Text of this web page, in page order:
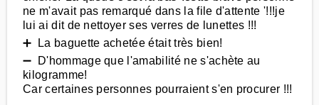
ne m'avait pas remarqué dans la file d'attente '!!!je
lui ai dit de nettoyer ses verres de lunettes !!!
➕ La baguette achetée était très bien!
➖ D'hommage que l'amabilité ne s'achète au
kilogramme!
Car certaines personnes pourraient s'en procurer !!!